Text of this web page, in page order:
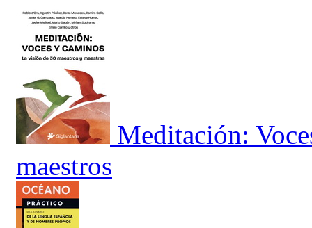
Meditación:
maestros